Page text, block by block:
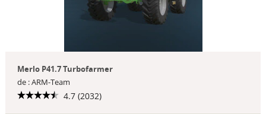
Merlo P41.7 Turbofarmer
de : ARM-Team
4.7 (2032)